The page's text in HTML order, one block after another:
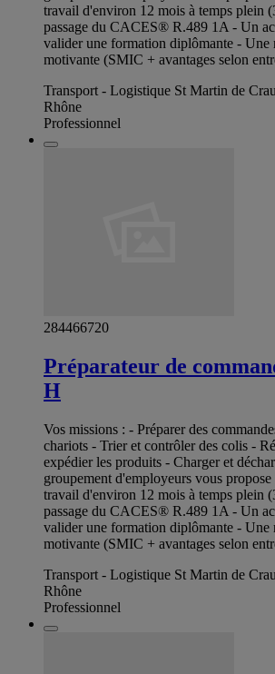
travail d'environ 12 mois à temps plein
passage du CACES® R.489 1A - Un
valider une formation diplômante - Une
motivante (SMIC + avantages selon
Transport - Logistique St Martin de
Rhône
Professionnel
284466720
Préparateur de
H
Vos missions : - Préparer des
chariots - Trier et contrôler des colis -
expédier les produits - Charger et
groupement d'employeurs vous
travail d'environ 12 mois à temps plein
passage du CACES® R.489 1A - Un
valider une formation diplômante - Une
motivante (SMIC + avantages selon
Transport - Logistique St Martin de
Rhône
Professionnel